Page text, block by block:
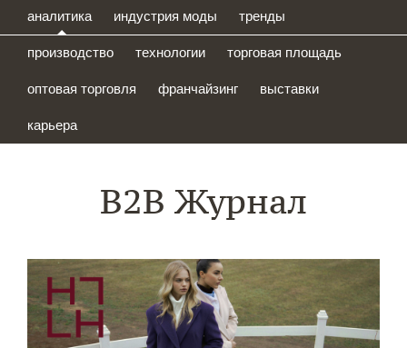
аналитика индустрия моды тренды
производство технологии торговая площадь
оптовая торговля франчайзинг выставки
карьера
B2B Журнал